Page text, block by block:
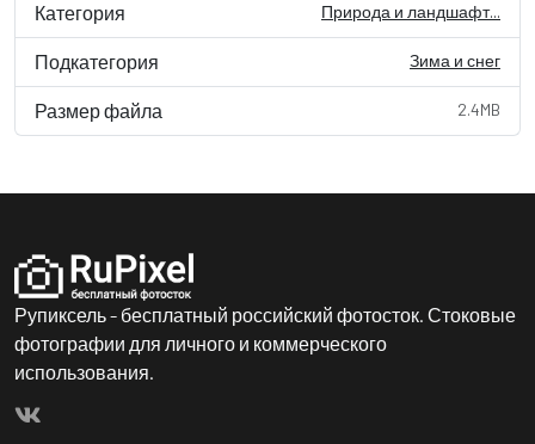
Категория Природа и ландшафт...
Подкатегория Зима и снег
Размер файла 2.4MB
Рупиксель - бесплатный российский фотосток. Стоковые
фотографии для личного и коммерческого
использования.